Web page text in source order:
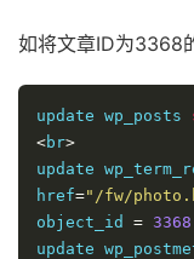
如将文章ID为3368
update wp_posts
<br>
update
href="/fw/
object_id = 3368
update